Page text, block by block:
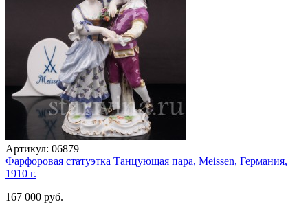
Артикул: 06879
Фарфоровая статуэтка Танцующая пара, Meissen, Германия,
1910 г.
167 000 руб.